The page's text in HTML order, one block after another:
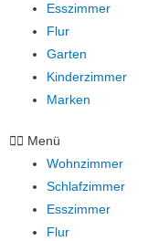
Esszimmer
Flur
Garten
Kinderzimmer
Marken
Menü
Wohnzimmer
Schlafzimmer
Esszimmer
Flur